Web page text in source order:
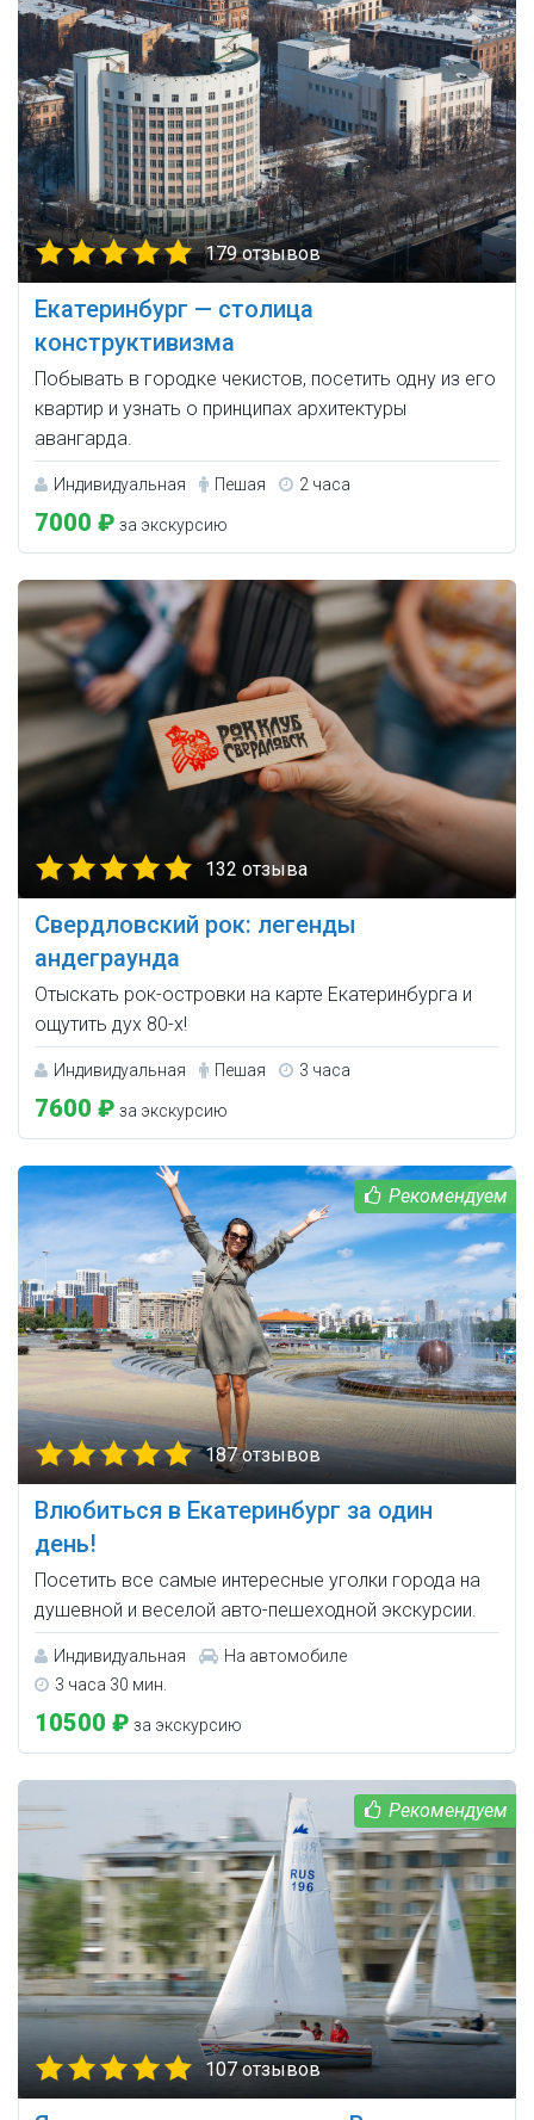
179 отзывов
Екатеринбург — столица
конструктивизма
Побывать в городке чекистов, посетить одну из его
квартир и узнать о принципах архитектуры
авангарда.
Индивидуальная Пешая 2 часа
7000 ₽ за экскурсию
132 отзыва
Свердловский рок: легенды
андеграунда
Отыскать рок-островки на карте Екатеринбурга и
ощутить дух 80-х!
Индивидуальная Пешая 3 часа
7600 ₽ за экскурсию
187 отзывов
Влюбиться в Екатеринбург за один
день!
Посетить все самые интересные уголки города на
душевной и веселой авто-пешеходной экскурсии.
Индивидуальная
На автомобиле
3 часа 30 мин.
10500 ₽ за экскурсию
107 отзывов